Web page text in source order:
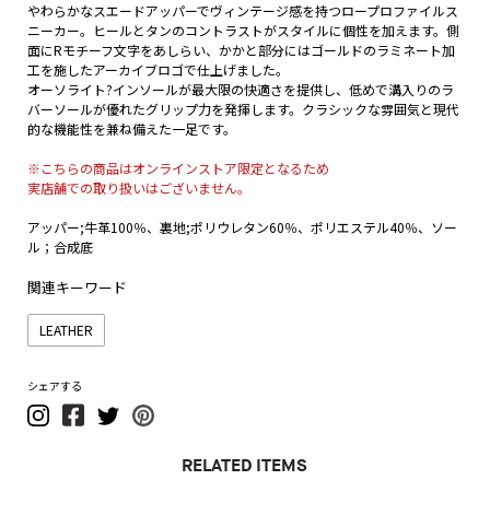
やわらかなスエードアッパーでヴィンテージ感を持つロープロファイルス
ニーカー。ヒールとタンのコントラストがスタイルに個性を加えます。側
面にRモチーフ文字をあしらい、かかと部分にはゴールドのラミネート加
工を施したアーカイブロゴで仕上げました。
オーソライト?インソールが最大限の快適さを提供し、低めで溝入りのラ
バーソールが優れたグリップ力を発揮します。クラシックな雰囲気と現代
的な機能性を兼ね備えた一足です。
※こちらの商品はオンラインストア限定となるため
実店舗での取り扱いはございません。
アッパー;牛革100％、裏地;ポリウレタン60％、ポリエステル40％、ソー
ル；合成底
関連キーワード
LEATHER
シェアする
RELATED ITEMS